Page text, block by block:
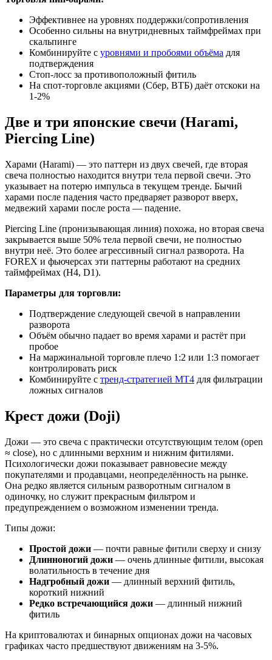
Эффективнее на уровнях поддержки/сопротивления
Особенно сильны на внутридневных таймфреймах при
скальпинге
Комбинируйте с уровнями и пробоями объёма для
подтверждения
Стоп-лосс за противоположный фитиль
На спот-торговле акциями (Сбер, ВТБ) даёт отскоки на
1-2%
Две и три японские свечи (Harami,
Piercing Line)
Харами (Harami) — это паттерн из двух свечей, где вторая
свеча полностью находится внутри тела первой свечи. Это
указывает на потерю импульса в текущем тренде. Бычий
харами после падения часто предваряет разворот вверх,
медвежий харами после роста — падение.
Piercing Line (пронизывающая линия) похожа, но вторая свеча
закрывается выше 50% тела первой свечи, не полностью
внутри неё. Это более агрессивный сигнал разворота. На
FOREX и фьючерсах эти паттерны работают на средних
таймфреймах (H4, D1).
Параметры для торговли:
Подтверждение следующей свечой в направлении
разворота
Объём обычно падает во время харами и растёт при
пробое
На маржинальной торговле плечо 1:2 или 1:3 помогает
контролировать риск
Комбинируйте с тренд-стратегией MT4 для фильтрации
ложных сигналов
Крест дожи (Doji)
Дожи — это свеча с практически отсутствующим телом (open
≈ close), но с длинными верхним и нижним фитилями.
Психологически дожи показывает равновесие между
покупателями и продавцами, неопределённость на рынке.
Она редко является сильным разворотным сигналом в
одиночку, но служит прекрасным фильтром и
предупреждением о возможном изменении тренда.
Типы дожи:
Простой дожи — почти равные фитили сверху и снизу
Длинноногий дожи — очень длинные фитили, высокая
волатильность в течение дня
Надгробный дожи — длинный верхний фитиль,
короткий нижний
Редко встречающийся дожи — длинный нижний
фитиль
На криптовалютах и бинарных опционах дожи на часовых
графиках часто предшествуют движениям на 3-5%.